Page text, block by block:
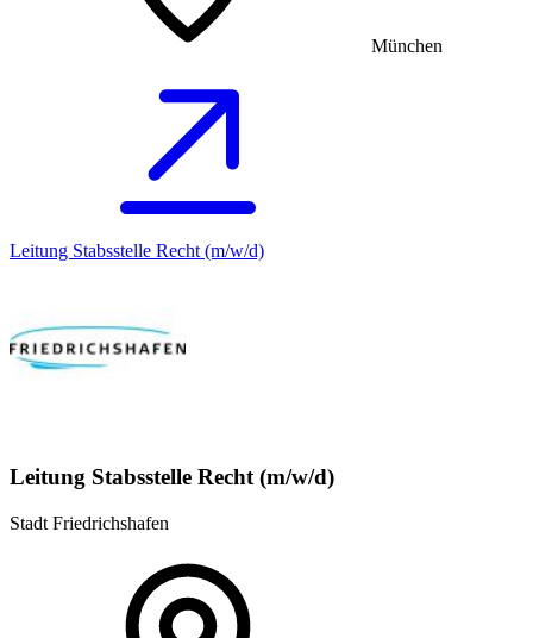
München
Leitung Stabsstelle Recht (m/w/d)
Leitung Stabsstelle Recht (m/w/d)
Stadt Friedrichshafen